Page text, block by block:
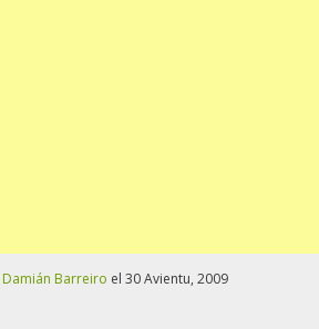
Damián Barreiro el 30 Avientu, 2009